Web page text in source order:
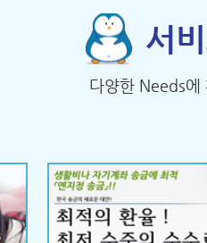
서
다양한 Needs